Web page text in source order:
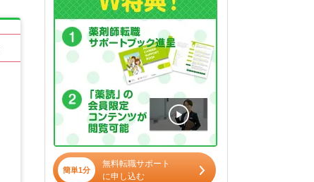
簡単1分
無料転職サポート
に申し込む